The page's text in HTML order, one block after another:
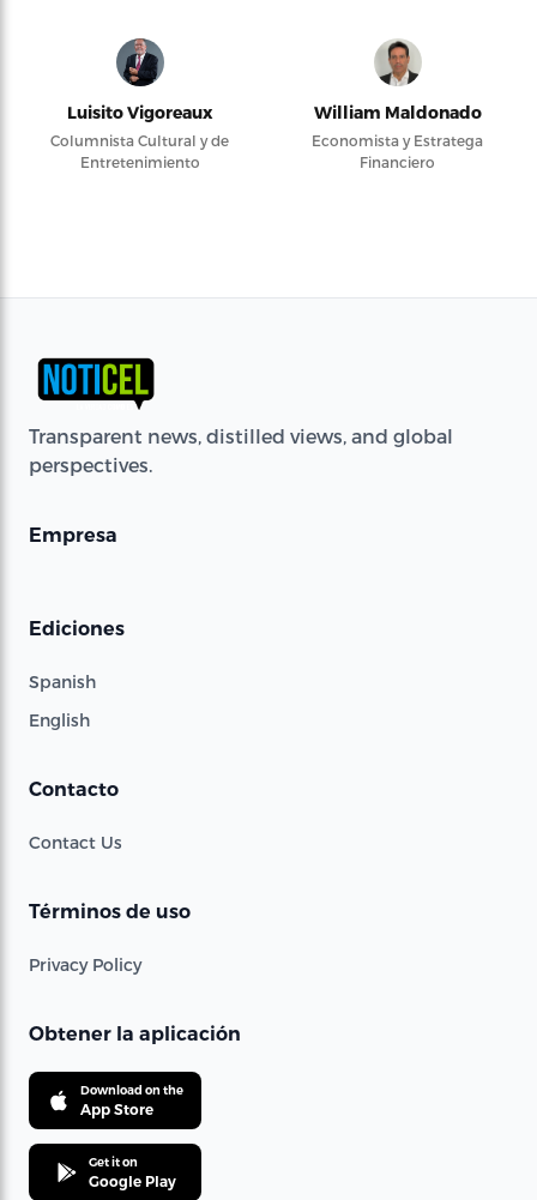
Luisito Vigoreaux
Columnista Cultural y de
Entretenimiento
William Maldonado
Economista y Estratega
Financiero
Transparent news, distilled views, and global
perspectives.
Empresa
Ediciones
Spanish
English
Contacto
Contact Us
Términos de uso
Privacy Policy
Obtener la aplicación
Download on the
App Store
Get it on
Google Play